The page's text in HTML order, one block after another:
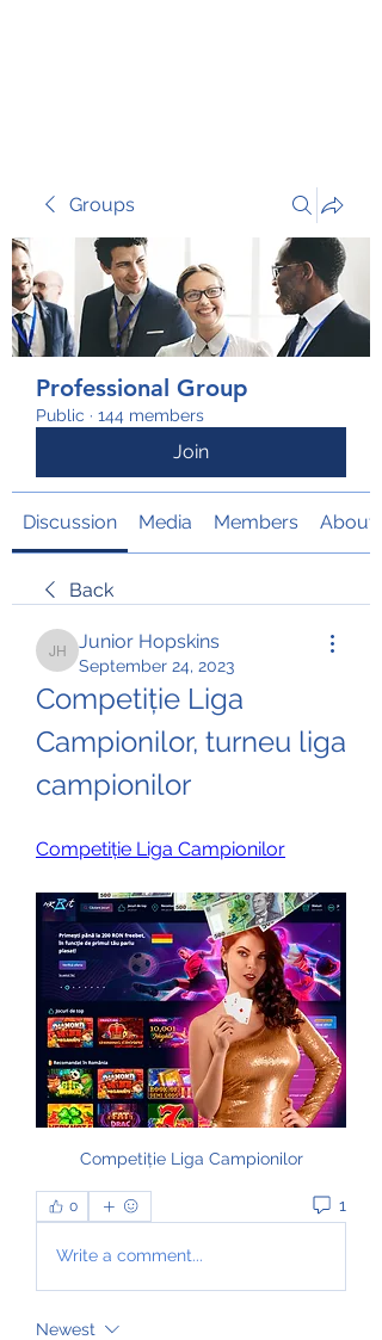
Groups
Professional Group
Public · 144 members
Join
Discussion Media Members About
Back
Junior Hopskins
Junior Hopskins
September 24, 2023
Competiție Liga
Campionilor, turneu liga
campionilor
Competiție Liga Campionilor
Competiție Liga Campionilor
0 1
Write a comment...
Newest